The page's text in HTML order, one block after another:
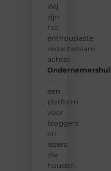
Wij
zijn
het
enthousiaste
redactieteam
achter
—
een
platform
voor
bloggers
en
lezers
die
houden